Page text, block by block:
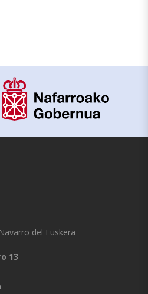
del Euskera
13